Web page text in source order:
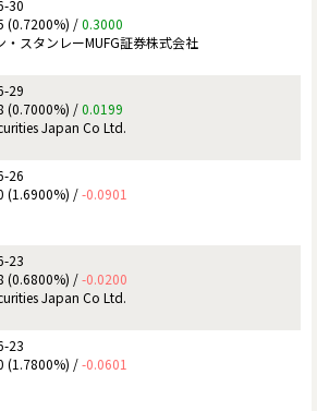
30
(0.7200%) /0.3000
・スタンレーMUFG証券株式会社
29
(0.7000%) /0.0199
Japan Co Ltd.
26
(1.6900%) /-0.0901
23
(0.6800%) /-0.0200
Japan Co Ltd.
23
(1.7800%) /-0.0601